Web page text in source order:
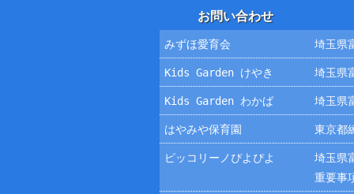
お問い合わせ
みずほ愛育会 埼玉県
Kids Garden けやき 埼玉県
Kids Garden わかば 埼玉県
はやみや保育園 東京都
ピッコリーノぴよぴよ
埼玉県
重要事